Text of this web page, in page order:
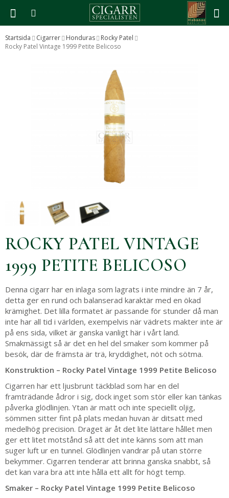
Produkten har blivit tillagd i varukorgen
Startsida Cigarrer Honduras
Rocky Patel
Rocky Patel Vintage 1999 Petite Belicoso
ROCKY PATEL VINTAGE
1999 PETITE BELICOSO
Denna cigarr har en inlaga som lagrats i inte mindre än 7 år,
detta ger en rund och balanserad karaktär med en ökad
krämighet. Det lilla formatet är passande för stunder då man
inte har all tid i världen, exempelvis när vädrets makter inte är
på ens sida, vilket är ganska vanligt här i vårt land.
Smakmässigt så är det en hel del smaker som kommer på
besök, där de främsta är trä, kryddighet, nöt och sötma.
Konstruktion – Rocky Patel Vintage 1999 Petite Belicoso
Cigarren har ett ljusbrunt täckblad som har en del
framträdande ådror i sig, dock inget som stör eller kan tänkas
påverka glödlinjen. Ytan är matt och inte speciellt oljig,
sömmen sitter fint på plats medan huvan är ditsatt med
medelhög precision. Draget är åt det lite lättare hållet men
ger ett litet motstånd så att det inte känns som att man
suger luft ur en tunnel. Glödlinjen vandrar på utan större
bekymmer. Cigarren tenderar att brinna ganska snabbt, så
det kan vara bra att inte hålla ett allt för högt temp.
Smaker – Rocky Patel Vintage 1999 Petite Belicoso